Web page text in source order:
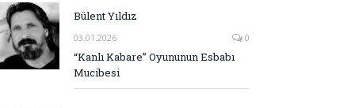
Bülent Yıldız
03.01.2026 0
“Kanlı Kabare” Oyununun Esbabı
Mucibesi